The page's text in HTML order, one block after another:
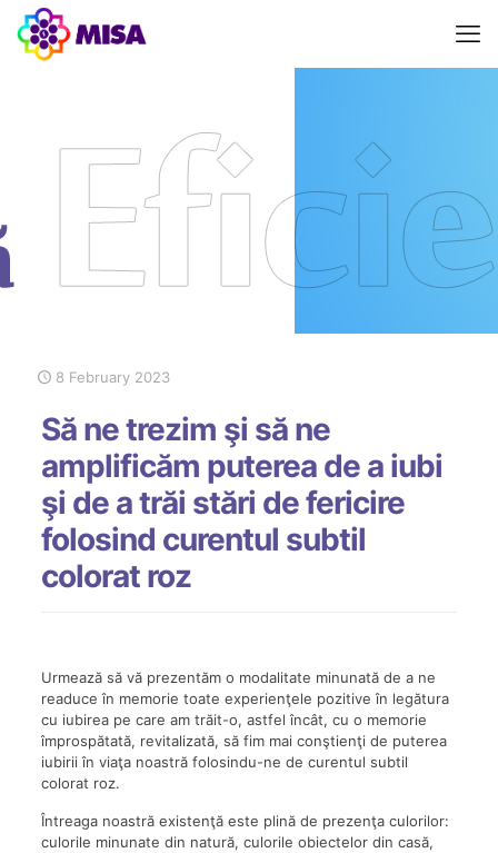
8 February 2023
Să ne trezim şi să ne
amplificăm puterea de a iubi
şi de a trăi stări de fericire
folosind curentul subtil
colorat roz
Urmează să vă prezentăm o modalitate minunată de a ne
readuce în memorie toate experienţele pozitive în legătura
cu iubirea pe care am trăit-o, astfel încât, cu o memorie
împrospătată, revitalizată, să fim mai conştienţi de puterea
iubirii în viaţa noastră folosindu-ne de curentul subtil
colorat roz.
Întreaga noastră existenţă este plină de prezenţa culorilor:
culorile minunate din natură, culorile obiectelor din casă,